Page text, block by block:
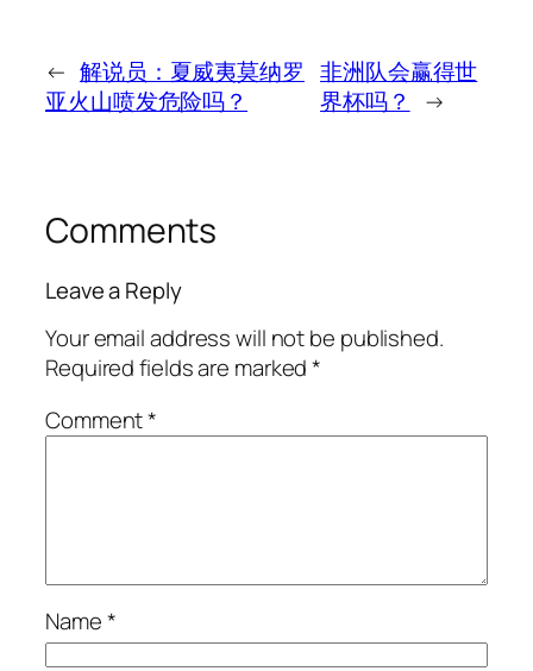
← 解说员：夏威夷莫纳罗
亚火山喷发危险吗？
非洲队会赢得世
界杯吗？
→
Comments
Leave a Reply
Your email address will not be published.
Required fields are marked*
Comment*
Name*